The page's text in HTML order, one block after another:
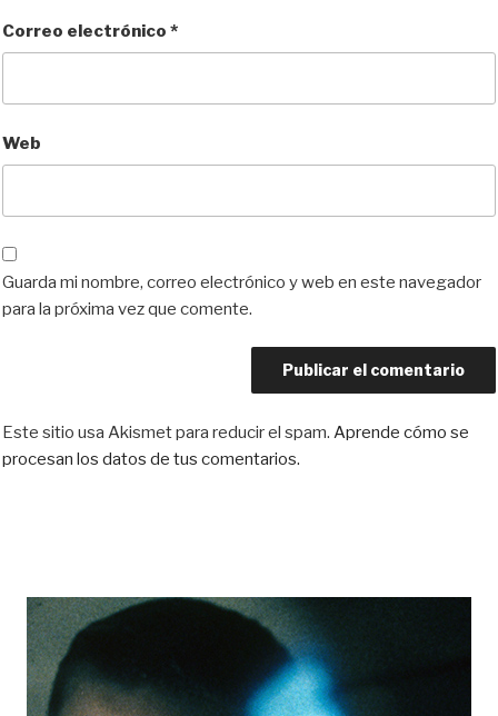
Correo electrónico *
Web
Guarda mi nombre, correo electrónico y web en este navegador
para la próxima vez que comente.
Este sitio usa Akismet para reducir el spam. Aprende cómo se
procesan los datos de tus comentarios.